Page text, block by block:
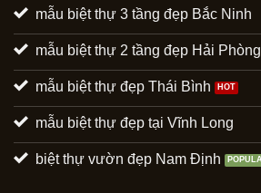
mẫu biệt thự 3 tầng đẹp Bắc Ninh
mẫu biệt thự 2 tầng đẹp Hải Phòng
mẫu biệt thự đẹp Thái Bình
mẫu biệt thự đẹp tại Vĩnh Long
biệt thự vườn đẹp Nam Định